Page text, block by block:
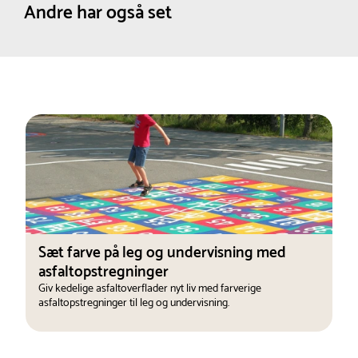
Andre har også set
Sæt farve på leg og undervisning med
asfaltopstregninger
Giv kedelige asfaltoverflader nyt liv med farverige
asfaltopstregninger til leg og undervisning.